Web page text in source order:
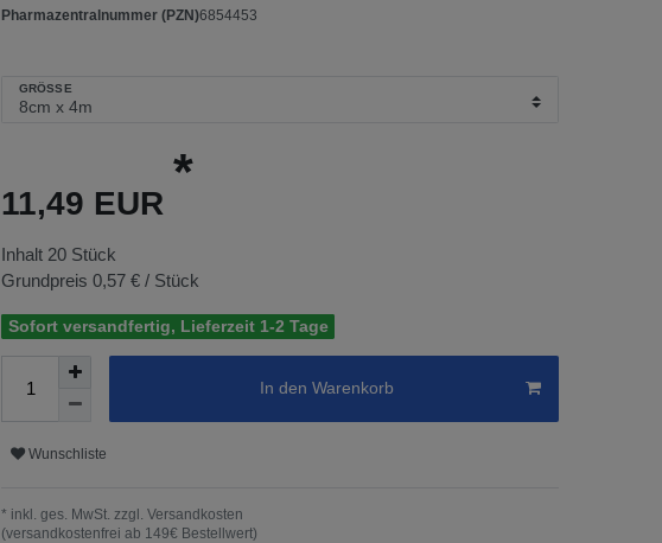
Pharmazentralnummer (PZN)6854453
GRÖSSE
11,49 EUR
*
Inhalt 20 Stück
Grundpreis 0,57 € / Stück
Sofort versandfertig, Lieferzeit 1-2 Tage
In den Warenkorb
Wunschliste
* inkl. ges. MwSt. zzgl. Versandkosten
(versandkostenfrei ab 149€ Bestellwert)